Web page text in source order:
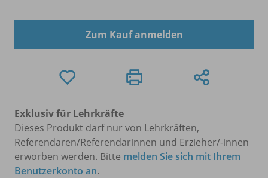
Zum Kauf anmelden
Exklusiv für Lehrkräfte
Dieses Produkt darf nur von Lehrkräften,
Referendaren/Referendarinnen und Erzieher/-innen
erworben werden. Bitte melden Sie sich mit Ihrem
Benutzerkonto an.